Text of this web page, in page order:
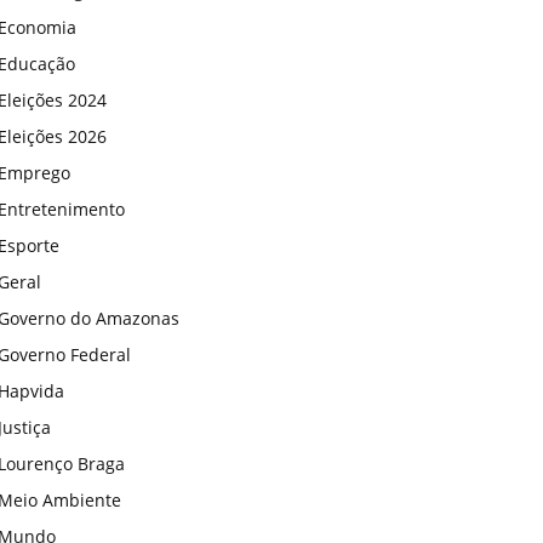
Economia
Educação
Eleições 2024
Eleições 2026
Emprego
Entretenimento
Esporte
do Amazonas
Federal
Hapvida
Justiça
Lourenço Braga
Meio Ambiente
Mundo